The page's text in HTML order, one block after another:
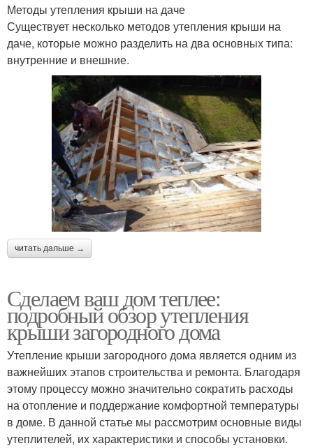
Методы утепления крыши на даче
Существует несколько методов утепления крыши на
даче, которые можно разделить на два основных типа:
внутренние и внешние.
читать дальше →
Сделаем ваш дом теплее:
подробный обзор утепления
крыши загородного дома
Утепление крыши загородного дома является одним из
важнейших этапов строительства и ремонта. Благодаря
этому процессу можно значительно сократить расходы
на отопление и поддержание комфортной температуры
в доме. В данной статье мы рассмотрим основные виды
утеплителей, их характеристики и способы установки.